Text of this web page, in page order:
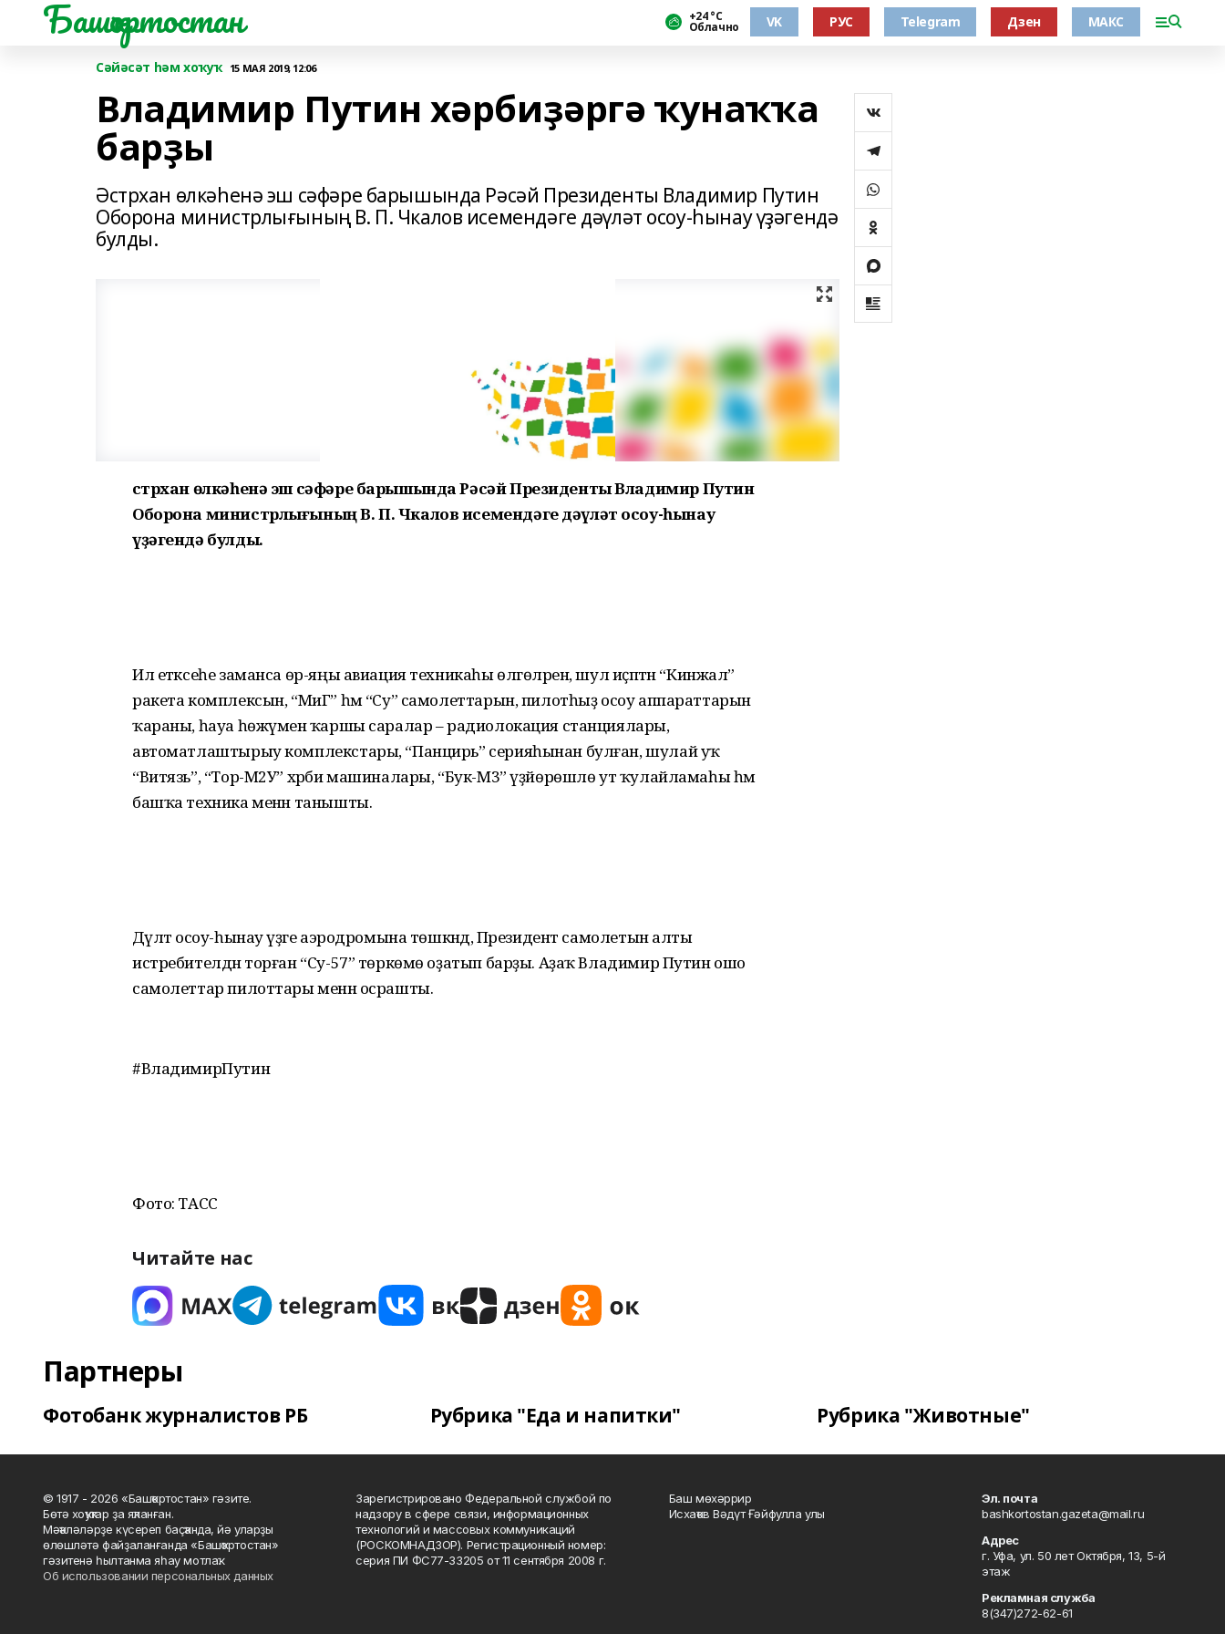
Башҡортостан +24 °С
Облачно VK РУС Telegram Дзен МАКС
Сәйәсәт һәм хоҡуҡ 15 МАЯ 2019, 12:06
Владимир Путин хәрбиҙәргә ҡунаҡҡа
барҙы
Әстрхан өлкәһенә эш сәфәре барышында Рәсәй Президенты Владимир Путин
Оборона министрлығының В. П. Чкалов исемендәге дәүләт осоу-һынау үҙәгендә
булды.
Әстрхан өлкәһенә эш сәфәре барышында Рәсәй Президенты Владимир Путин
Оборона министрлығының В. П. Чкалов исемендәге дәүләт осоу-һынау
үҙәгендә булды.
Ил етәксеһе заманса өр-яңы авиация техникаһы өлгөләрен, шул иҫәптән “Кинжал”
ракета комплексын, “МиГ” һәм “Су” самолеттарын, пилотһыҙ осоу аппараттарын
ҡараны, һауа һөжүменә ҡаршы саралар – радиолокация станциялары,
автоматлаштырыу комплекстары, “Панцирь” серияһынан булған, шулай уҡ
“Витязь”, “Тор-М2У” хәрби машиналары, “Бук-М3” үҙйөрөшлө ут ҡулайламаһы һәм
башҡа техника менән танышты.
Дәүләт осоу-һынау үҙәге аэродромына төшкәндә, Президент самолетын алты
истребителдән торған “Су-57” төркөмө оҙатып барҙы. Аҙаҡ Владимир Путин ошо
самолеттар пилоттары менән осрашты.
#ВладимирПутин
Фото: ТАСС
Читайте нас
Партнеры
Фотобанк журналистов РБ Рубрика "Еда и напитки" Рубрика "Животные"
© 1917 - 2026 «Башҡортостан» гәзите.
Бөтә хоҡуҡтар ҙа яҡланған.
Мәҡәләләрҙе күсереп баҫҡанда, йә уларҙы
өлөшләтә файҙаланғанда «Башҡортостан»
гәзитенә һылтанма яһау мотлаҡ.
Об использовании персональных данных
Зарегистрировано Федеральной службой по
надзору в сфере связи, информационных
технологий и массовых коммуникаций
(РОСКОМНАДЗОР). Регистрационный номер:
серия ПИ ФС77-33205 от 11 сентября 2008 г.
Баш мөхәррир
Исхаҡов Вәдүт Ғәйфулла улы
Эл. почта
bashkortostan.gazeta@mail.ru
Адрес
г. Уфа, ул. 50 лет Октября, 13, 5-й
этаж
Рекламная служба
8(347)272-62-61